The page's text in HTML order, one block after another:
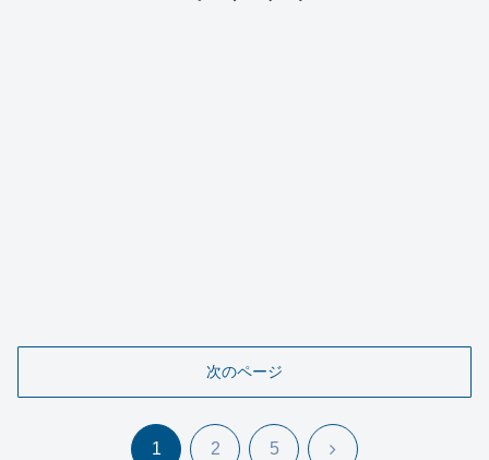
次のページ
1 2 5 次